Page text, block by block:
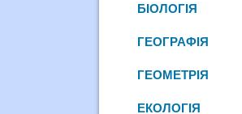
БІОЛОГІЯ
ГЕОГРАФІЯ
ГЕОМЕТРІЯ
ЕКОЛОГІЯ